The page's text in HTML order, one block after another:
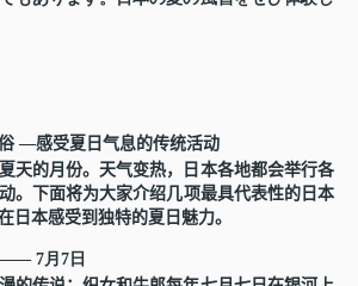
—感受夏日气息的传统活动
天的月份。天气变热，日本各地都会举行各
。下面将为大家介绍几项最具代表性的日本
日本感受到独特的夏日魅力。
7月 7 日